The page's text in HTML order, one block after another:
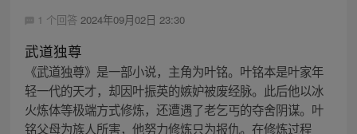
1 个回答 2024年09月02日 23:30
武道独尊
《武道独尊》是一部小说，主角为叶铭。叶铭本是叶家年
轻一代的天才，却因叶振英的嫉妒被废经脉。此后他以冰
火炼体等极端方式修炼，还遭遇了老乞丐的夺舍阴谋。叶
铭父母为族人所害，他努力修炼只为报仇。在修炼过程